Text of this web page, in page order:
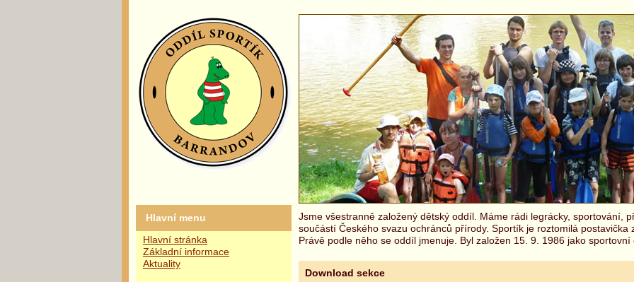
Hlavní menu
Hlavní stránka
Základní informace
Aktuality
Jsme všestranně založený dětský oddíl. Máme rádi legrácky, sportování,
součástí Českého svazu ochránců přírody. Sportík je roztomilá postavička
Právě podle něho se oddíl jmenuje. Byl založen 15. 9. 1986 jako
Download sekce